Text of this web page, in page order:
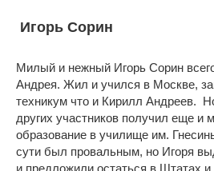
Игорь Сорин
Милый и нежный Игорь Сорин
Андрея. Жил и учился в Москве,
техникум что и Кирилл Андреев.
других участников получил еще и
образование в училище им.
сути был провальным, но Игоря
и предложили остаться в Штатах